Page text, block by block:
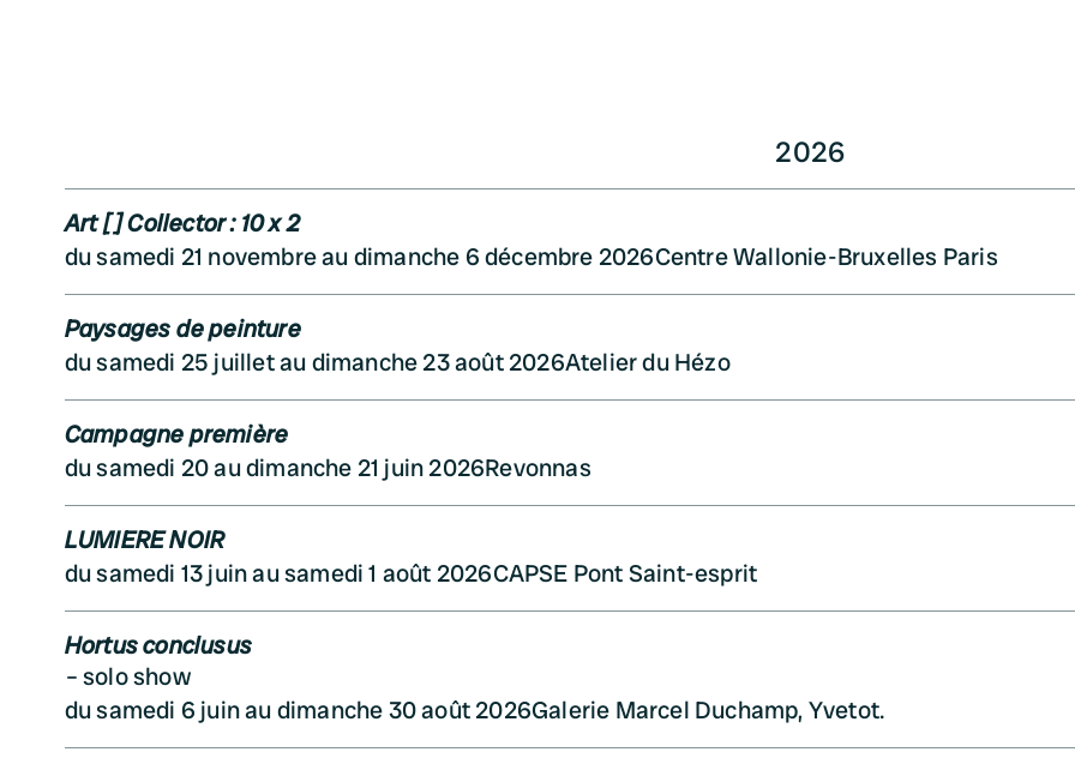
2026
Art [ ] Collector : 10 x 2
du samedi 21 novembre au dimanche 6 décembre 2026Centre Wallonie-Bruxelles Paris
Paysages de peinture
du samedi 25 juillet au dimanche 23 août 2026Atelier du Hézo
Campagne première
du samedi 20 au dimanche 21 juin 2026Revonnas
LUMIERE NOIR
du samedi 13 juin au samedi 1 août 2026CAPSE Pont Saint-esprit
Hortus conclusus
solo show
du samedi 6 juin au dimanche 30 août 2026Galerie Marcel Duchamp, Yvetot.